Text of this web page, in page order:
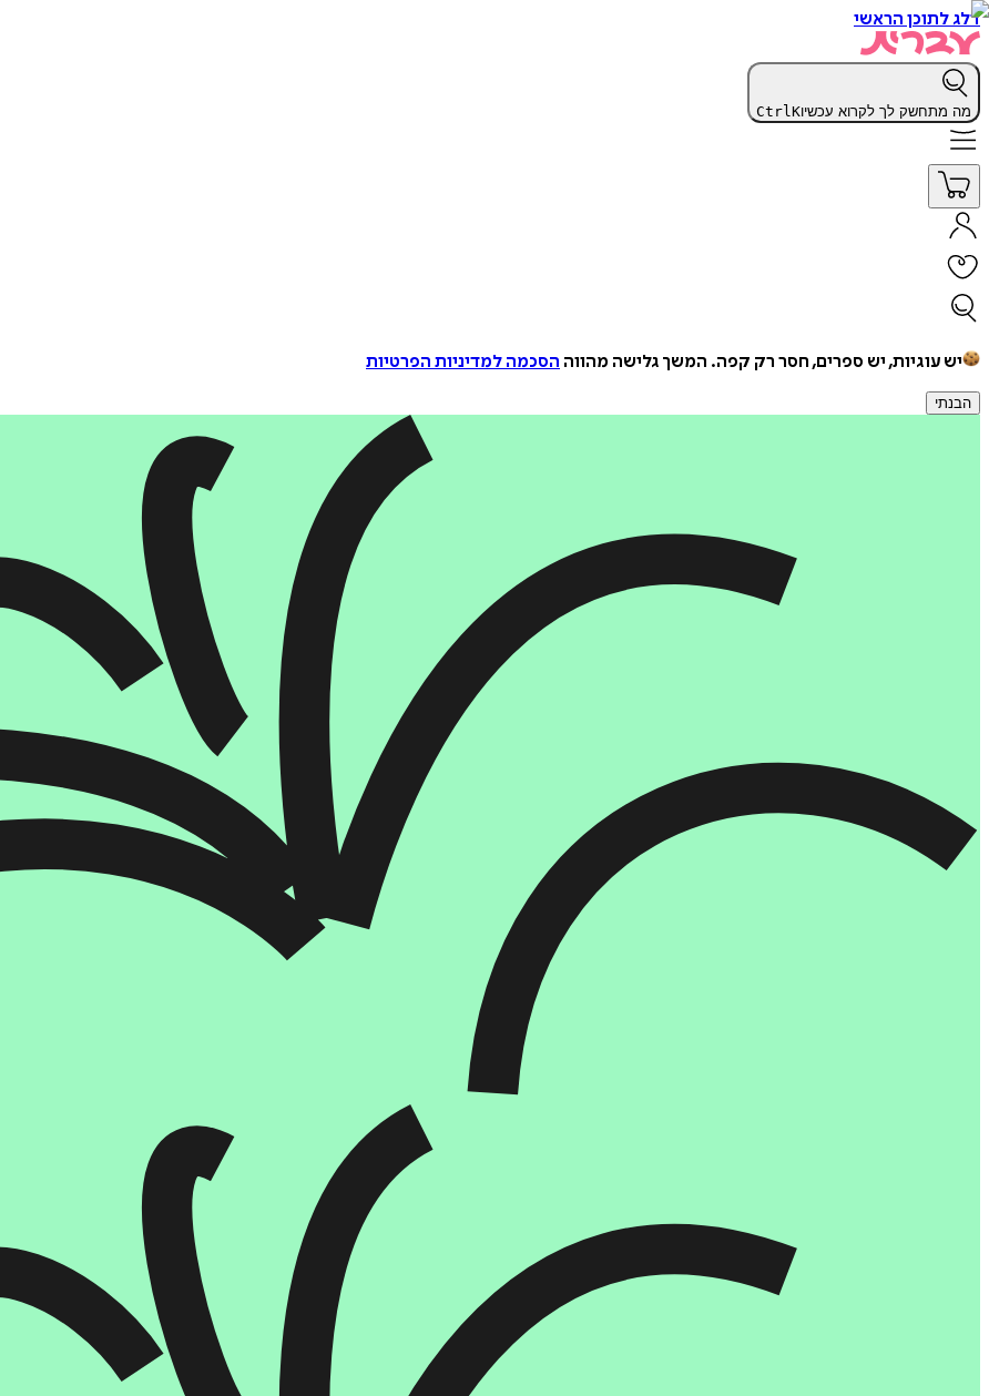
דלג לתוכן הראשי
מה מתחשק לך לקרוא עכשיו CtrlK
יש עוגיות, יש ספרים, חסר רק קפה. המשך גלישה מהווה הסכמה למדיניות הפרטיות
הבנתי